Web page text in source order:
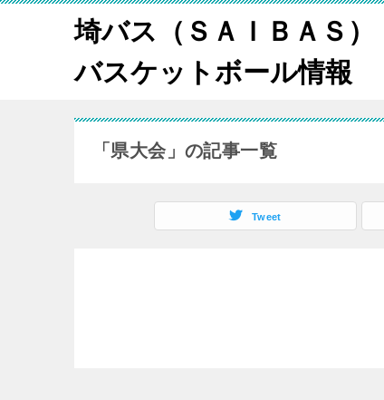
埼バス（ＳＡＩＢＡＳ
バスケットボール情報
「県大会」の記事一覧
Tweet